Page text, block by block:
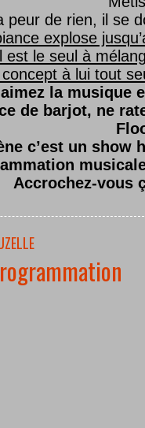
peur de rien, il se
explose
est le seul à
à lui tout
la musique
de barjot, ne
c’est un show
Accrochez-vous